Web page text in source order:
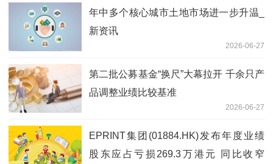
年中多个核心城市土地市场进一步升温_
新资讯
2026-06-27
第二批公募基金“换尺”大幕拉开 千余只产
品调整业绩比较基准
2026-06-27
EPRINT集团(01884.HK)发布年度业绩
股东应占亏损269.3万港元 同比收窄